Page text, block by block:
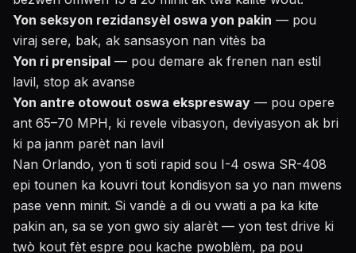
Yon seksyon rezidansyèl oswa yon pakin — pou
viraj sere, bak, ak sansasyon nan vitès ba
Yon ri prensipal — pou demare ak frenen nan estil
lavil, stop ak avanse
Yon antre otowout oswa ekspresway — pou opere
ant 65–70 MPH, ki revele vibasyon, deviyasyon ak bri
ki pa janm parèt nan lavil
Nan Orlando, yon ti soti rapid sou I-4 oswa SR-408
epi tounen ka kouvri tout kondisyon sa yo nan mwens
pase venn minit. Si vandè a di ou vwati a pa ka kite
pakin an, sa se yon gwo siy alarèt — yon test drive ki
twò kout fèt espre pou kache pwoblèm, pa pou